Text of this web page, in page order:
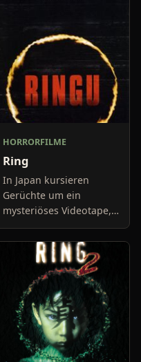
HORRORFILME
Ring
In Japan kursieren
Gerüchte um ein
mysteriöses Videotape,
nach dessen Konsum
die Zuschauer einen
Telefonanruf erhalten
mit der Ankündigung
ihres Todes inner